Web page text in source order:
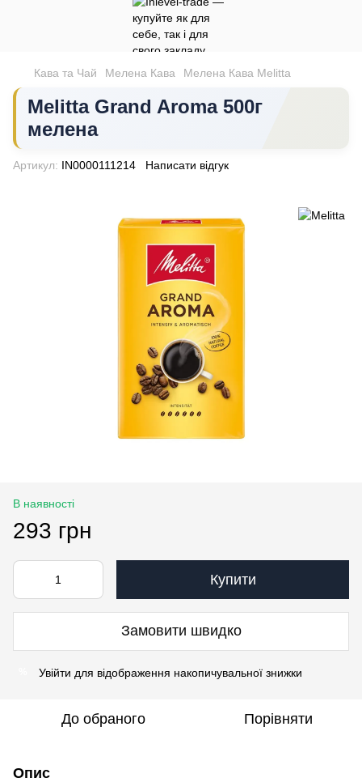
Кава та Чай Мелена Кава Мелена Кава Melitta
Melitta Grand Aroma 500г
мелена
Артикул: IN0000111214 Написати відгук
В наявності
293 грн
Купити
Замовити швидко
Увійти для відображення накопичувальної знижки
До обраного Порівняти
Опис